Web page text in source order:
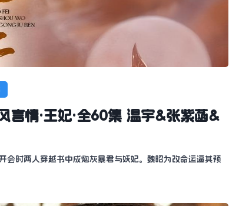
言情·王妃·全60集 温宇&张紫菡&
会时两人穿越书中成炮灰暴君与妖妃。魏昭为改命运逼其预